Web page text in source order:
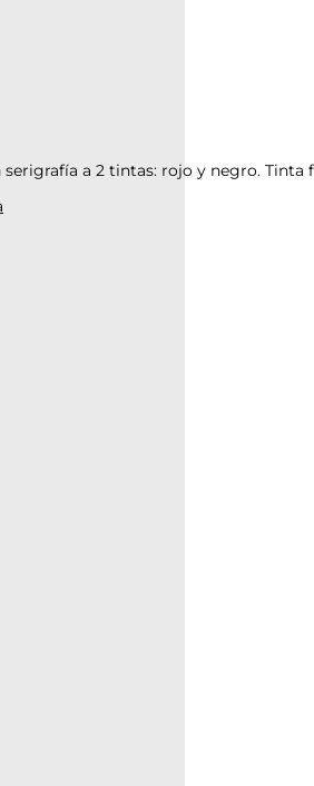
a 2 tintas: rojo y negro.